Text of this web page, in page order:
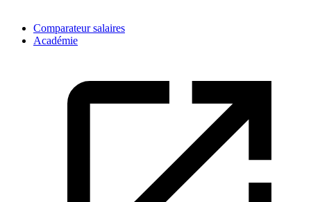
Comparateur salaires
Académie